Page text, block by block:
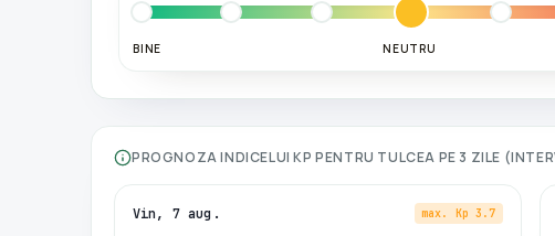
BINE NEUTRU
PROGNOZA INDICELUI KP PENTRU TULCEA PE 3 ZILE
Vin, 7 aug. max. Kp 3.7